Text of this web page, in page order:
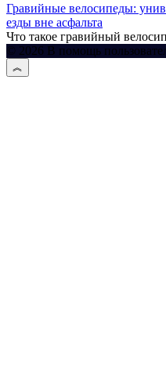
Гравийные велосипеды:
езды вне асфальта
Что такое гравийный
© 2026 В помощь